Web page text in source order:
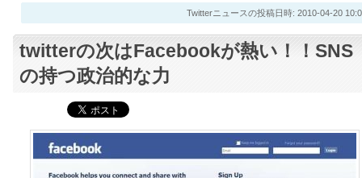
Twitterニュースの投稿日時: 2010-04-20
twitterの次はFacebookが熱い！！SNS
の持つ政治的な力